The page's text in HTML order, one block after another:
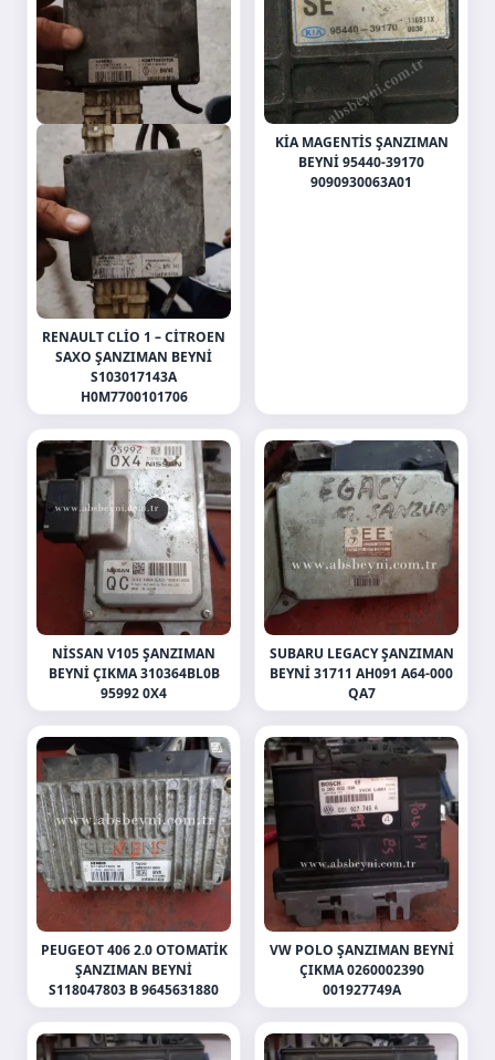
RENAULT CLIO 1 – CITROEN
SAXO ŞANZIMAN BEYNI
S103017143A
H0M7700101706
KIA MAGENTIS ŞANZIMAN
BEYNI 95440-39170
9090930063A01
NISSAN V105 ŞANZIMAN
BEYNI ÇIKMA 310364BL0B
95992 0X4
SUBARU LEGACY ŞANZIMAN
BEYNI 31711 AH091 A64-000
QA7
PEUGEOT 406 2.0 OTOMATIK
ŞANZIMAN BEYNI
S118047803 B 9645631880
VW POLO ŞANZIMAN BEYNI
ÇIKMA 0260002390
001927749A